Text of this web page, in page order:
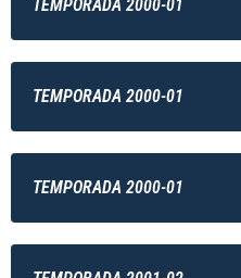
TEMPORADA 2000-01
TEMPORADA 2000-01
TEMPORADA 2000-01